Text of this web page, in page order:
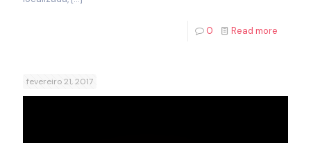
0 Read more
fevereiro 21, 2017